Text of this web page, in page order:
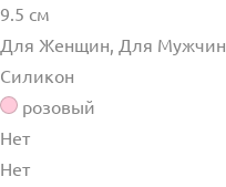
9.5 см
Для Женщин, Для Мужчин
Силикон
розовый
Нет
Нет